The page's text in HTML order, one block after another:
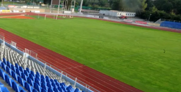
Moderní pětiboj
Olympijské hry
Parasport
Triatlon
Veslování
Vodní slalom